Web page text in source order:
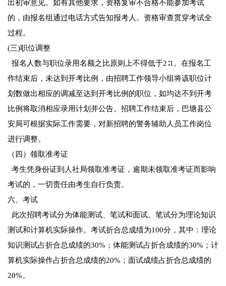
出初审意见。如有其他要求，资格复审不合格不能参加考试
的，由报名组通过电话方式告知报考人。资格审查贯穿考试全
过程。
(三)职位调整
报名人数与职位录用名额之比原则上不得低于2∶1。在报名工
作结束后，未达到开考比例，由招聘工作领导小组将该职位计
划数做出相应的调减至达到开考比例的职位，如均达不到开考
比例将取消相应录用计划并公告。招聘工作结束后，巴塘县公
安局可根据实际工作需要，对新招聘的警务辅助人员工作岗位
进行调整。
（四）领取准考证
考生凭身份证到人社局领取准考证，逾期未领取准考证而影响
考试的，一切责任由考生自行负责。
六、考试
此次招聘考试分为体能测试、笔试和面试。笔试分为理论知识
测试和计算机实际操作。考试折合总成绩为100分，其中：理论
知识测试占折合总成绩的30%；体能测试占折合成绩的30%；计
算机实际操作占折合总成绩的20%；面试成绩占折合总成绩的
20%。